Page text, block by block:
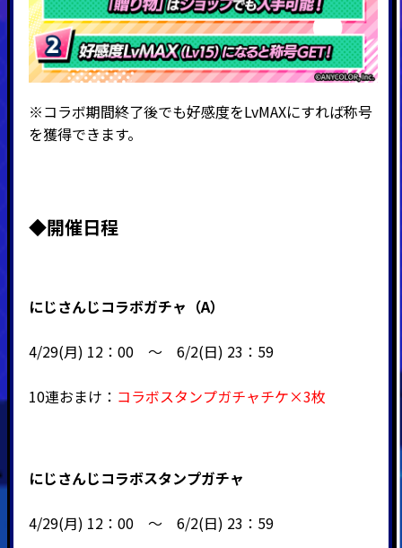
※コラボ期間終了後でも好感度をLvMAXにすれば称号
を獲得できます。
◆開催日程
にじさんじコラボガチャ（A）
4/29(月) 12：00 ～ 6/2(日) 23：59
10連おまけ： コラボスタンプガチャチケ×3枚
にじさんじコラボスタンプガチャ
4/29(月) 12：00 ～ 6/2(日) 23：59